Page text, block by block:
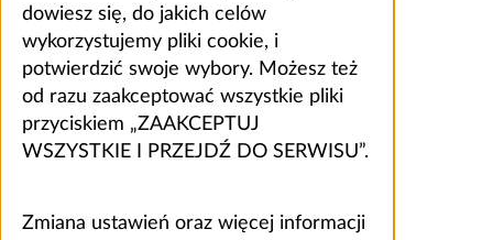
dowiesz się, do jakich celów
wykorzystujemy pliki cookie, i
potwierdzić swoje wybory. Możesz też
od razu zaakceptować wszystkie pliki
przyciskiem „ZAAKCEPTUJ
WSZYSTKIE I PRZEJDŹ DO SERWISU”.
Zmiana ustawień oraz więcej informacji